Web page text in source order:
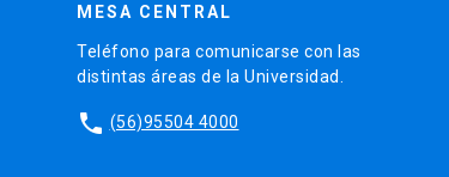
MESA CENTRAL
Teléfono para comunicarse con las
distintas áreas de la Universidad.
phone (56)95504 4000